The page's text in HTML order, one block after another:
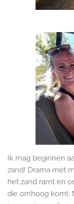
Ik mag beginnen
zand! Drama met
het zand ramt en
die omhoog komt.